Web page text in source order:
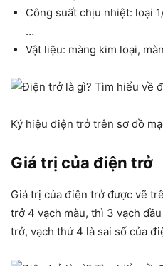
Công suất chịu nhiệt: loại
…
Vật liệu: màng kim loại,
Ký hiệu điện trở trên sơ đồ
Giá trị của điện trở
Giá trị của điện trở được vẽ
trở 4 vạch màu, thì 3 vạch
trở, vạch thứ 4 là sai số của